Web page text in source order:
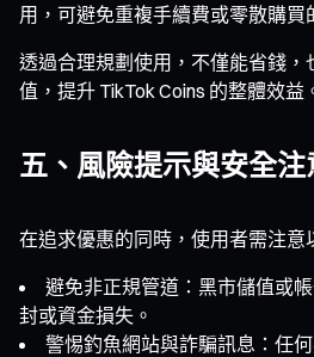
用，可避免重複手續費或零散購買
透過合理規劃使用，不僅能省錢，
值，提升 TikTok Coins 的整體效益
五、風險提示與安全
在追求優惠的同時，使用者需注意
避免非正規管道：黑市儲值或
封或資金損失。
警惕釣魚網站與詐騙訊息：任